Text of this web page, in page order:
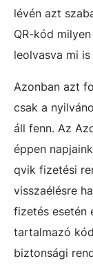
lévén azt
QR-kód
leolvasva mi
Azonban azt
csak a
áll fenn. Az
éppen
qvik fizetési
visszaélésre
fizetés esetén
tartalmazó
biztonsági